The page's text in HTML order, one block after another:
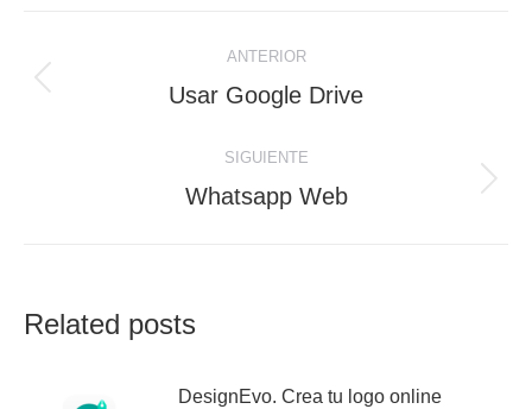
entre
publicaciones
ANTERIOR
Publicación
Usar Google Drive
SIGUIENTE
Publicación
Whatsapp Web
Related posts
DesignEvo. Crea tu logo online